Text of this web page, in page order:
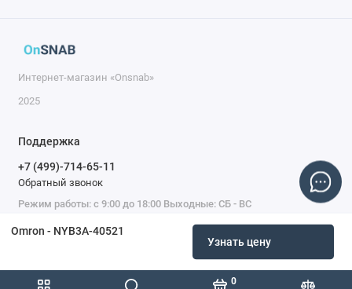
0
Omron - NYB3A-40521
Узнать цену
Интернет-магазин «Onsnab»
2025
Поддержка
+7 (499)-714-65-11
Обратный звонок
Режим работы: с 9:00 до 18:00 Выходные: СБ - ВС